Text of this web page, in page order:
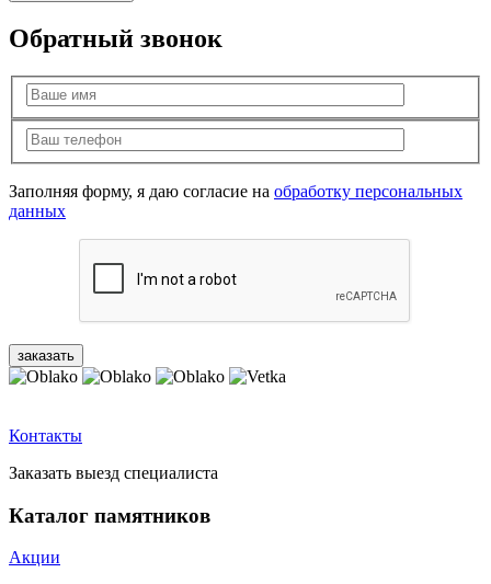
Обратный звонок
Заполняя форму, я даю согласие на обработку персональных
данных
Контакты
Заказать выезд специалиста
Каталог памятников
Акции